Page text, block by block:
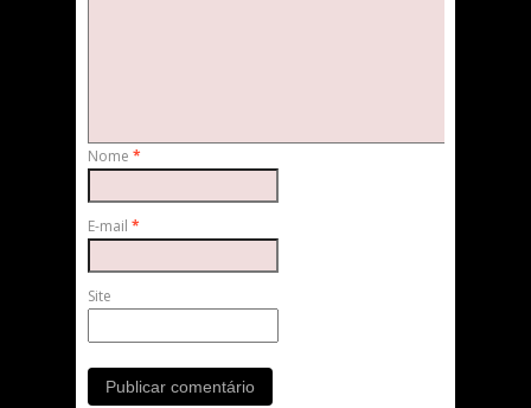
Nome *
E-mail *
Site